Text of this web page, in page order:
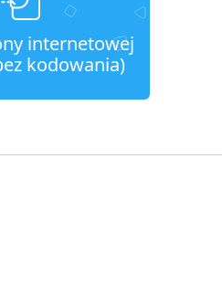
internetowej
kodowania)